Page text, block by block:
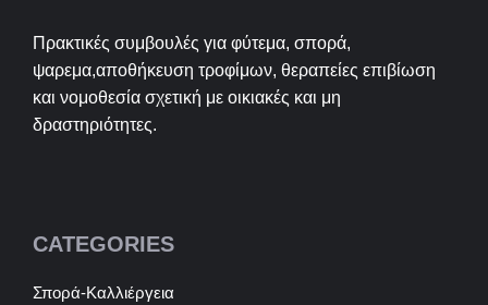
Πρακτικές συμβουλές για φύτεμα, σπορά,
ψαρεμα,αποθήκευση τροφίμων, θεραπείες επιβίωση
και νομοθεσία σχετική με οικιακές και μη
δραστηριότητες.
CATEGORIES
Σπορά-Καλλιέργεια